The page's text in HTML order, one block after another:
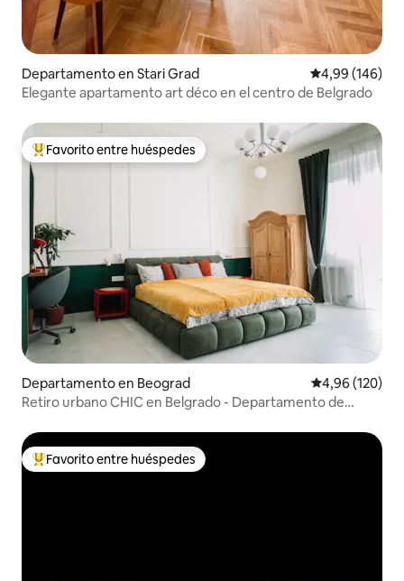
Departamento en Stari Grad Calificación
4,99 (146)
Elegante apartamento art déco en el centro de Belgrado
Favorito entre los huéspedes más destacados
Favorito entre huéspedes
Departamento en Beograd Calificación
4,96 (120)
Retiro urbano CHIC en Belgrado - Departamento de
Favorito entre los huéspedes más destacados
Favorito entre huéspedes